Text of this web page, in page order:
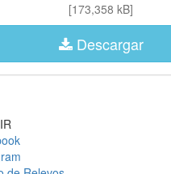
[173,358 kB]
Descargar